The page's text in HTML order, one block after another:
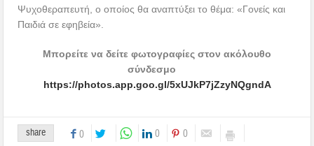
Ψυχοθεραπευτή, ο οποίος θα αναπτύξει το θέμα: «Γονείς και
Παιδιά σε εφηβεία».
Μπορείτε να δείτε φωτογραφίες στον ακόλουθο
σύνδεσμο
https://photos.app.goo.gl/5xUJkP7jZzyNQgndA
share 0 0 0